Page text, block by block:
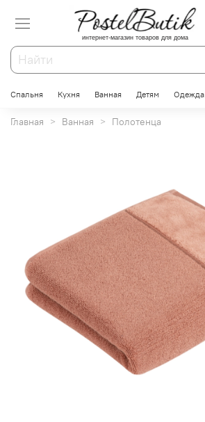
интернет-магазин товаров для дома
Спальня Кухня Ванная Детям Одежда
Главная Ванная Полотенца